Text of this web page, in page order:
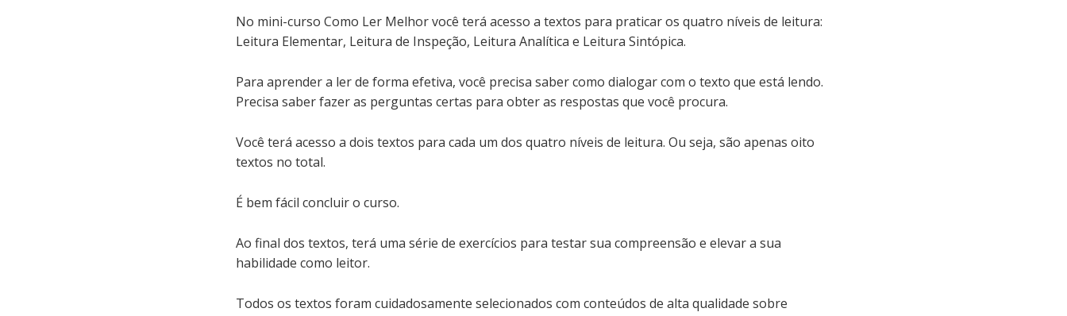
No mini-curso Como Ler Melhor você terá acesso a textos para praticar os quatro níveis de leitura:
Leitura Elementar, Leitura de Inspeção, Leitura Analítica e Leitura Sintópica.
Para aprender a ler de forma efetiva, você precisa saber como dialogar com o texto que está lendo.
Precisa saber fazer as perguntas certas para obter as respostas que você procura.
Você terá acesso a dois textos para cada um dos quatro níveis de leitura. Ou seja, são apenas oito
textos no total.
É bem fácil concluir o curso.
Ao final dos textos, terá uma série de exercícios para testar sua compreensão e elevar a sua
habilidade como leitor.
Todos os textos foram cuidadosamente selecionados com conteúdos de alta qualidade sobre